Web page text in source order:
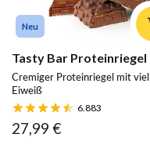
Neu
Tasty Bar Proteinriegel
Cremiger Proteinriegel mit viel
Eiweiß
6.883
27,99 €